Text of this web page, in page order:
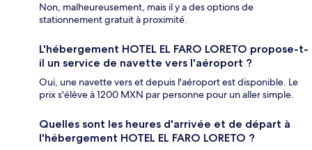
Non, malheureusement, mais il y a des options de
stationnement gratuit à proximité.
L'hébergement HOTEL EL FARO LORETO propose-t-
il un service de navette vers l'aéroport ?
Oui, une navette vers et depuis l'aéroport est disponible. Le
prix s'élève à 1200 MXN par personne pour un aller simple.
Quelles sont les heures d'arrivée et de départ à
l'hébergement HOTEL EL FARO LORETO ?